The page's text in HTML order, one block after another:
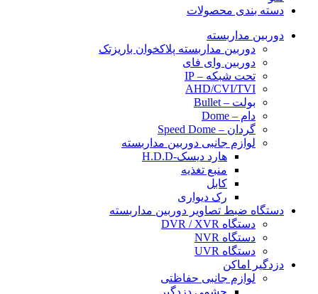
دسته بندی محصولات
دوربین مداربسته
دوربین مداربسته پلاکخوان باریزتک
دوربین وای فای
تحت شبکه – IP
AHD/CVI/TVI
بولت – Bullet
دام – Dome
گردان – Speed Dome
لوازم جانبی دوربین مداربسته
هارد دیسک-H.D.D
منبع تغذیه
کابل
رک دیواری
دستگاه ضبط تصاویر دوربین مداربسته
دستگاه DVR / XVR
دستگاه NVR
دستگاه UVR
دزدگیر اماکن
لوازم جانبی حفاظتی
چشمی دزدگیر